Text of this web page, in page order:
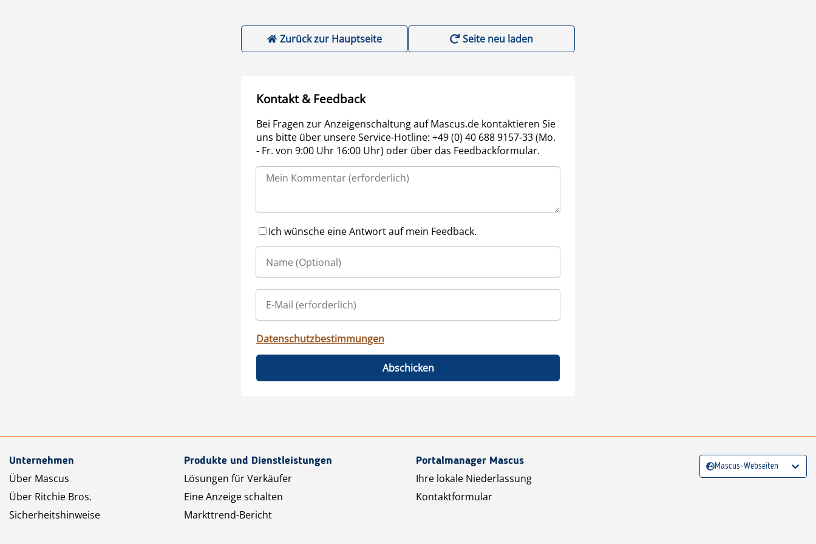
Zurück zur Hauptseite Seite neu laden
Kontakt & Feedback
Bei Fragen zur Anzeigenschaltung auf Mascus.de kontaktieren Sie
uns bitte über unsere Service-Hotline: +49 (0) 40 688 9157-33 (Mo.
- Fr. von 9:00 Uhr 16:00 Uhr) oder über das Feedbackformular.
Ich wünsche eine Antwort auf mein Feedback.
Datenschutzbestimmungen
Abschicken
Unternehmen
Über Mascus
Über Ritchie Bros.
Sicherheitshinweise
Produkte und Dienstleistungen
Lösungen für Verkäufer
Eine Anzeige schalten
Markttrend-Bericht
Portalmanager Mascus
Ihre lokale Niederlassung
Kontaktformular
Mascus-Webseiten